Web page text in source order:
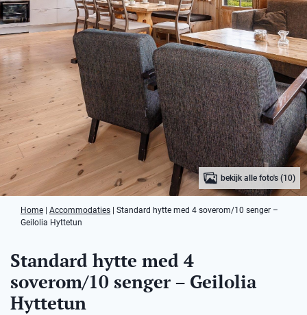
bekijk alle foto's (10)
Home Accommodaties
Standard hytte med 4 soverom/10 senger –
Geilolia Hyttetun
Standard hytte med 4
soverom/10 senger – Geilolia
Hyttetun